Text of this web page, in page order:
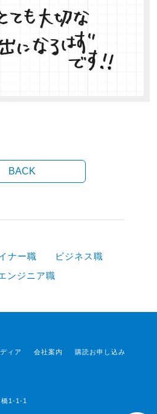
BACK
ナー職
ビジネス職
ンジニア職
ィア 会社案内
購読お申し込み
1-1-1